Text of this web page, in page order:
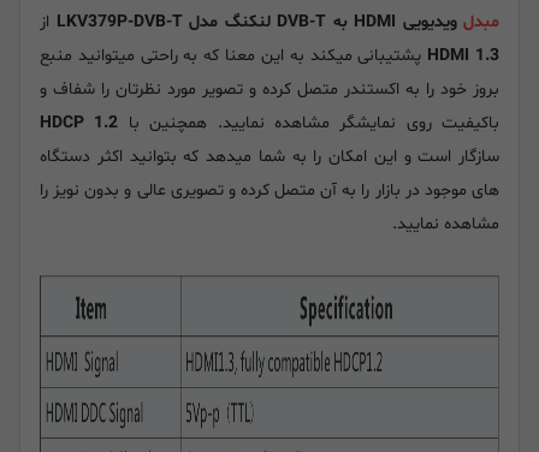
مبدل ویدیویی HDMI به DVB-T لنکنگ مدل LKV379P-DVB-T
از
HDMI 1.3 پشتیبانی میکند به این معنا که به راحتی میتوانید منبع
بروز خود را به اکستندر متصل کرده و تصویر مورد نظرتان را شفاف و
باکیفیت روی نمایشگر مشاهده نمایید. همچنین با HDCP 1.2
سازگار است و این امکان را به شما میدهد که بتوانید اکثر دستگاه
های موجود در بازار را به آن متصل کرده و تصویری عالی و بدون نویز را
مشاهده نمایید.